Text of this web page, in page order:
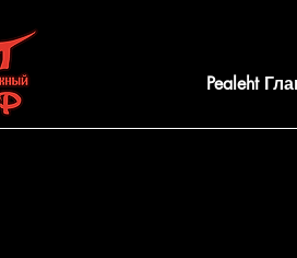
Pealeht